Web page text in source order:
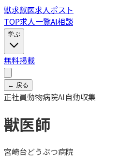
獣求獣医求人ポスト
TOP求人一覧AI相談
学ぶ
無料掲載
← 戻る
正社員動物病院AI自動収集
獣医師
宮崎台どうぶつ病院